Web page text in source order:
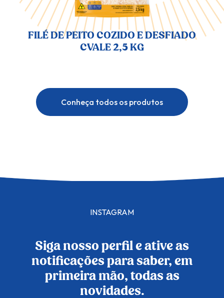
FILÉ DE PEITO COZIDO E DESFIADO
CVALE 2,5 KG
Conheça todos os produtos
INSTAGRAM
Siga nosso perfil e ative as
notificações para saber, em
primeira mão, todas as
novidades.